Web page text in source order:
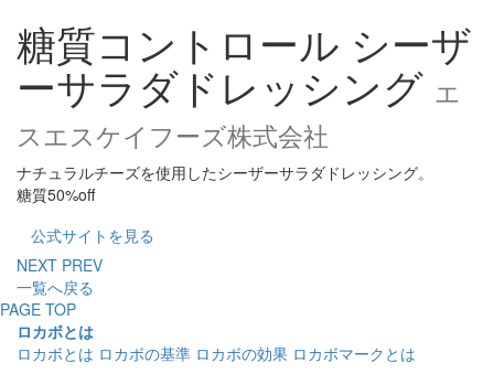
糖質コントロール シーザ
ーサラダドレッシング エ
スエスケイフーズ株式会社
ナチュラルチーズを使用したシーザーサラダドレッシング。
糖質50%off
公式サイトを見る
NEXT PREV
一覧へ戻る
PAGE TOP
ロカボとは
ロカボとは ロカボの基準 ロカボの効果 ロカボマークとは